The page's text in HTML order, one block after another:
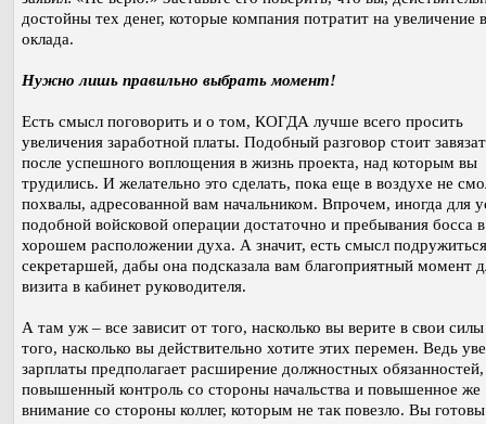
достойны тех денег, которые компания потратит на увеличение
оклада.
Нужно лишь правильно выбрать момент!
Есть смысл поговорить и о том, КОГДА лучше всего просить
увеличения заработной платы. Подобный разговор стоит
после успешного воплощения в жизнь проекта, над которым вы
трудились. И желательно это сделать, пока еще в воздухе не
похвалы, адресованной вам начальником. Впрочем, иногда для
подобной войсковой операции достаточно и пребывания босса в
хорошем расположении духа. А значит, есть смысл
секретаршей, дабы она подсказала вам благоприятный момент
визита в кабинет руководителя.
А там уж – все зависит от того, насколько вы верите в свои
того, насколько вы действительно хотите этих перемен. Ведь
зарплаты предполагает расширение должностных обязанностей,
повышенный контроль со стороны начальства и повышенное же
внимание со стороны коллег, которым не так повезло. Вы готовы